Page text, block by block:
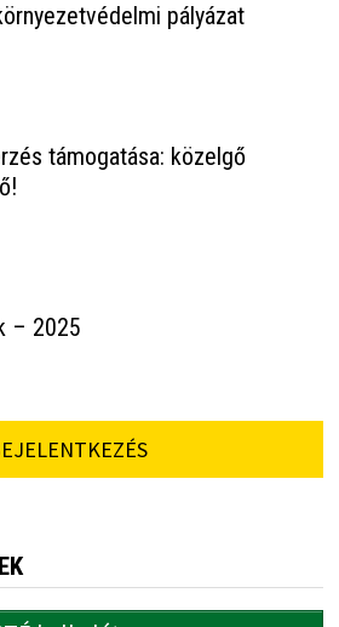
pályázat
támogatása: közelgő
– 2025